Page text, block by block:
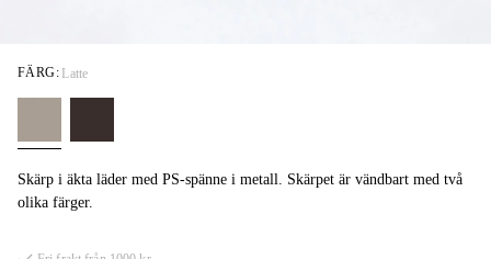
Skärp i äkta läder med PS-spänne i metall. Skärpet är vändbart med två
olika färger.
FÄRG: Latte